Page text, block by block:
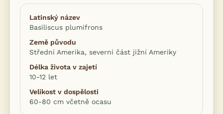
Latinský název
Basiliscus plumifrons
Země původu
Střední Amerika, severní část jižní Ameriky
Délka života v zajetí
10-12 let
Velikost v dospělosti
60-80 cm včetně ocasu